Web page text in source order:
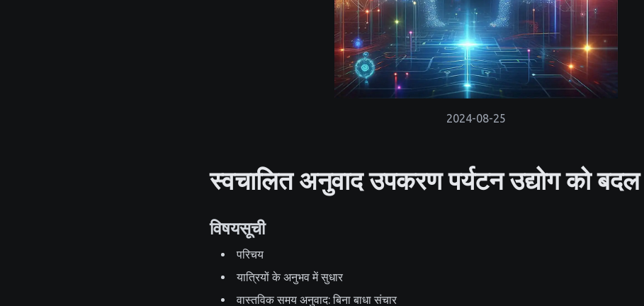
2024-08-25
स्वचालित अनुवाद उपकरण पर्यटन उद्योग को
विषयसूची
परिचय
यात्रियों के अनुभव में सुधार
वास्तविक समय अनुवाद: बिना बाधा संचार